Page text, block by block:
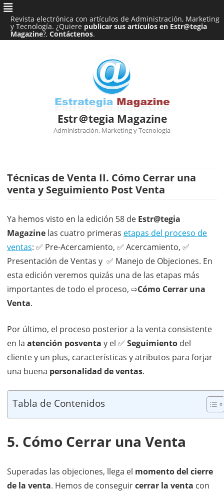
Revista electrónica con artículos de Administración, Marketing
y Tecnología. ¿Quiere publicar sus artículos en Estr@tegia
Magazine?, Contáctenos.
Estr＠tegia Magazine
Administración, Marketing y Tecnología
contenido
Técnicas de Venta II. Cómo Cerrar una
venta y Seguimiento Post Venta
Ya hemos visto en la edición 58 de Estr@tegia
Magazine las cuatro primeras etapas del proceso de
ventas: ✅ Pre-Acercamiento, ✅ Acercamiento, ✅
Presentación de Ventas y ✅ Manejo de Objeciones. En
esta edición veremos quizás una de las etapas más
importantes de todo el proceso, ⇨Cómo Cerrar una
Venta.
Por último, el proceso posterior a la venta consistente
en la atención posventa y el ✅ Seguimiento del
cliente y un plus, características y atributos para forjar
una buena personalidad de ventas.
Tabla de Contenidos
5. Cómo Cerrar una Venta
Superadas las objeciones, llega el momento del cierre
de la venta. Hemos de conseguircerrar la venta con